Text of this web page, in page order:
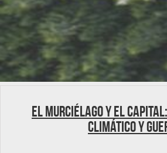
El murciélago y el
climático y